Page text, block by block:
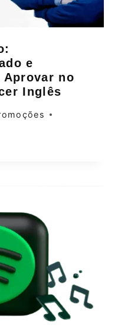
e
Aprovar no
Inglês